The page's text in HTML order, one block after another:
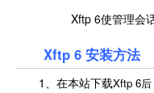
Xftp 6使管理会
Xftp 6 安装方法
1、在本站下载Xftp 6